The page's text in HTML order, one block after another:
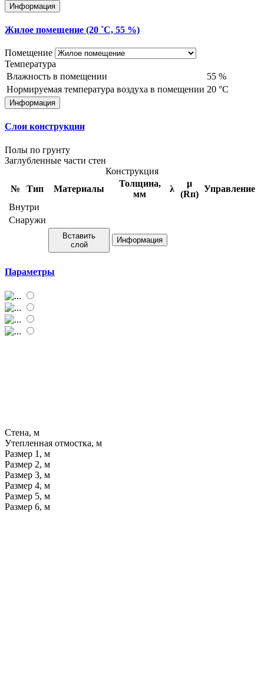
Информация
Жилое помещение (20 ˚С, 55 %)
Помещение
Температура
Влажность в помещении
55 %
Нормируемая температура воздуха в помещении 20 °С
Информация
Слои конструкции
Полы по грунту
Заглубленные части стен
Конструкция
№
Тип Материалы
Толщина,
мм
λ
μ
(Rп)
Управление
Внутри
Снаружи
Вставить
слой
Информация
Параметры
Стена, м
Утепленная отмостка, м
Размер 1, м
Размер 2, м
Размер 3, м
Размер 4, м
Размер 5, м
Размер 6, м